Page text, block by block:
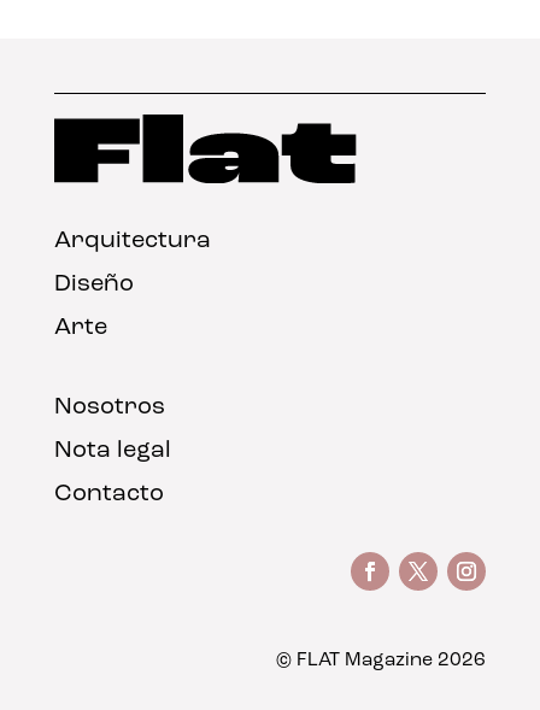
Arquitectura
Diseño
Arte
Nosotros
Nota legal
Contacto
© FLAT Magazine 2026